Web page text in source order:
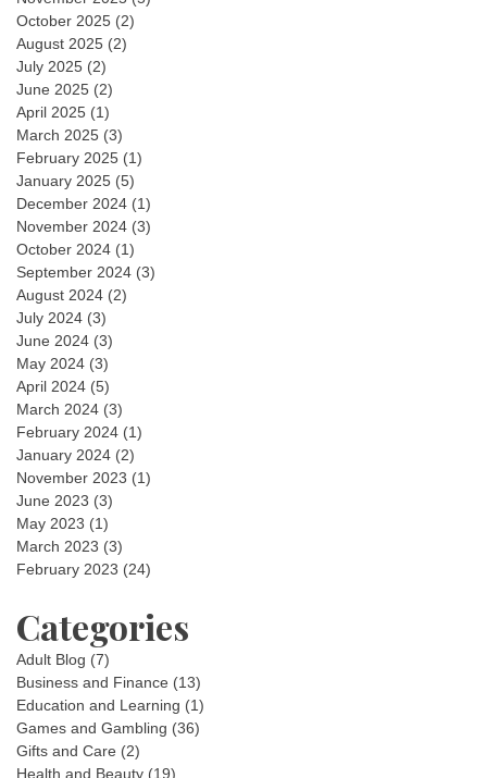
October 2025 (2)
August 2025 (2)
July 2025 (2)
June 2025 (2)
April 2025 (1)
March 2025 (3)
February 2025 (1)
January 2025 (5)
December 2024 (1)
November 2024 (3)
October 2024 (1)
September 2024 (3)
August 2024 (2)
July 2024 (3)
June 2024 (3)
May 2024 (3)
April 2024 (5)
March 2024 (3)
February 2024 (1)
January 2024 (2)
November 2023 (1)
June 2023 (3)
May 2023 (1)
March 2023 (3)
February 2023 (24)
Categories
Adult Blog (7)
Business and Finance (13)
Education and Learning (1)
Games and Gambling (36)
Gifts and Care (2)
Health and Beauty (19)